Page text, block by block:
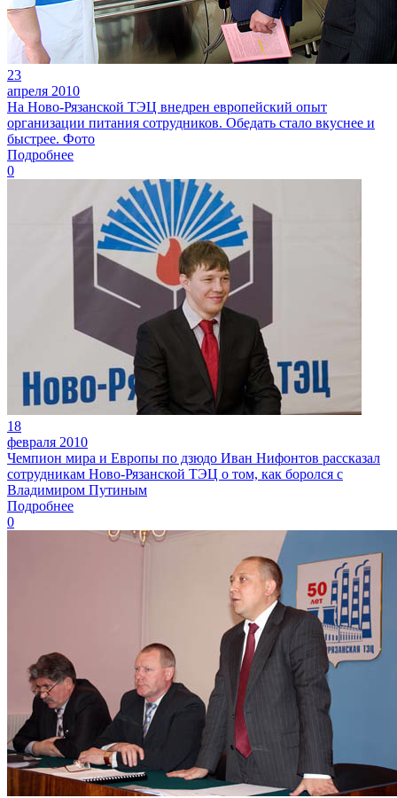
23
апреля 2010
На Ново-Рязанской ТЭЦ внедрен европейский опыт
организации питания сотрудников. Обедать стало вкуснее и
быстрее. Фото
Подробнее
0
18
февраля 2010
Чемпион мира и Европы по дзюдо Иван Нифонтов рассказал
сотрудникам Ново-Рязанской ТЭЦ о том, как боролся с
Владимиром Путиным
Подробнее
0